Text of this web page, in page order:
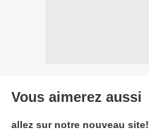
Vous aimerez aussi
allez sur notre nouveau site!